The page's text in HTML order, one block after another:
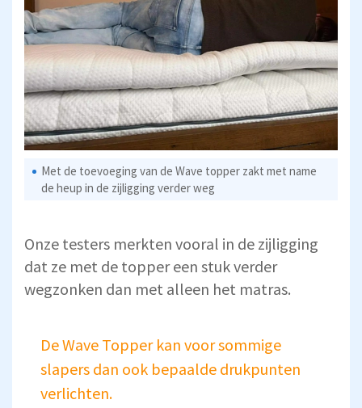
Met de toevoeging van de Wave topper zakt met name
de heup in de zijligging verder weg
Onze testers merkten vooral in de zijligging
dat ze met de topper een stuk verder
wegzonken dan met alleen het matras.
De Wave Topper kan voor sommige
slapers dan ook bepaalde drukpunten
verlichten.